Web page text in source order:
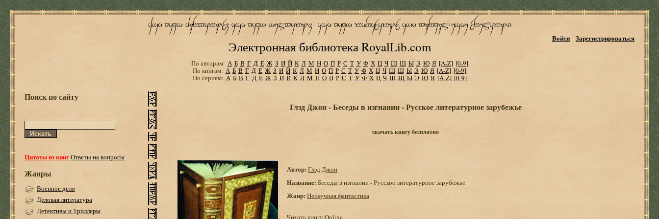
Электронная библиотека RoyalLib.com
Войти Зарегистрироваться
По авторам: А Б В Г Д Е Ж З И Й К Л М Н О П Р С Т У Ф Х Ц Ч Ш Щ Ы Э Ю Я [A-Z] [0-9]
По книгам: А Б В Г Д Е Ж З И Й К Л М Н О П Р С Т У Ф Х Ц Ч Ш Щ Ы Э Ю Я [A-Z] [0-9]
По сериям: А Б В Г Д Е Ж З И Й К Л М Н О П Р С Т У Ф Х Ц Ч Ш Щ Ы Э Ю Я [A-Z] [0-9]
Поиск по сайту
Цитаты из книгОтветы на вопросы
Жанры
Военное дело
Деловая литература
Детективы и Триллеры
Глэд Джон - Беседы в изгнании - Русское литературное зарубежье
скачать книгу бесплатно
Автор: Глэд Джон
Название: Беседы в изгнании - Русское литературное зарубежье
Жанр: Ненаучная фантастика
Читать книгу Online